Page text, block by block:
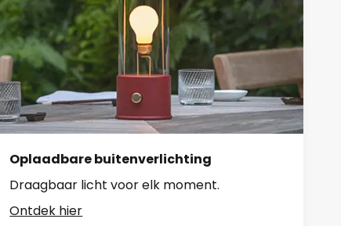
Draagbaar licht voor elk moment.
Ontdek hier